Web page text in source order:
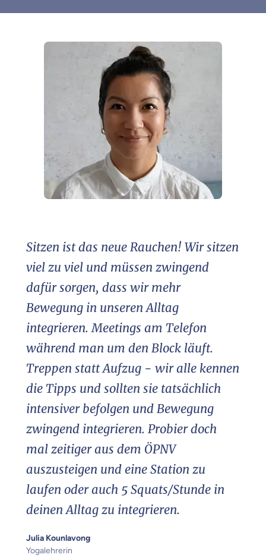
Sitzen ist das neue Rauchen! Wir sitzen
viel zu viel und müssen zwingend
dafür sorgen, dass wir mehr
Bewegung in unseren Alltag
integrieren. Meetings am Telefon
während man um den Block läuft.
Treppen statt Aufzug - wir alle kennen
die Tipps und sollten sie tatsächlich
intensiver befolgen und Bewegung
zwingend integrieren. Probier doch
mal zeitiger aus dem ÖPNV
auszusteigen und eine Station zu
laufen oder auch 5 Squats/Stunde in
deinen Alltag zu integrieren.
Julia Kounlavong
Yogalehrerin